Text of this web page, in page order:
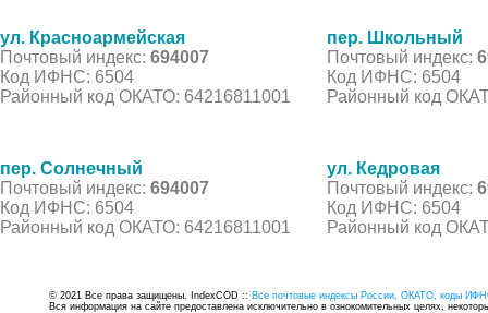
ул. Красноармейская
Почтовый индекс: 694007
Код ИФНС: 6504
Районный код ОКАТО: 64216811001
пер. Школьный
Почтовый индекс:
Код ИФНС: 6504
Районный код
пер. Солнечный
Почтовый индекс: 694007
Код ИФНС: 6504
Районный код ОКАТО: 64216811001
ул. Кедровая
Почтовый индекс:
Код ИФНС: 6504
Районный код
© 2021 Все права защищены. IndexCOD :: Все почтовые индексы России, ОКАТО, коды
Вся информация на сайте предоставлена исключительно в ознокомительных целях,